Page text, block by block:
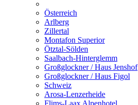
Österreich
Arlberg
Zillertal
Montafon Superior
Ötztal-Sölden
Saalbach-Hinterglemm
Großglockner / Haus Jenshof
Großglockner / Haus Figol
Schweiz
Arosa-Lenzerheide
Flims-Laax Alpenhotel